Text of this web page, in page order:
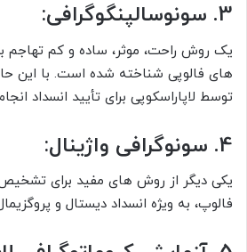
3. سونوسالپنگوگرافی:
یک روش راحت، موثر، ساده و کم تهاجم
های فالوپی شناخته شده است. با این
توسط لاپاراسکوپی برای تأیید انسداد
4. سونوگرافی واژینال:
یکی دیگر از روش های مفید برای تشخیص
فالوپ، به ویژه انسداد دیستال و